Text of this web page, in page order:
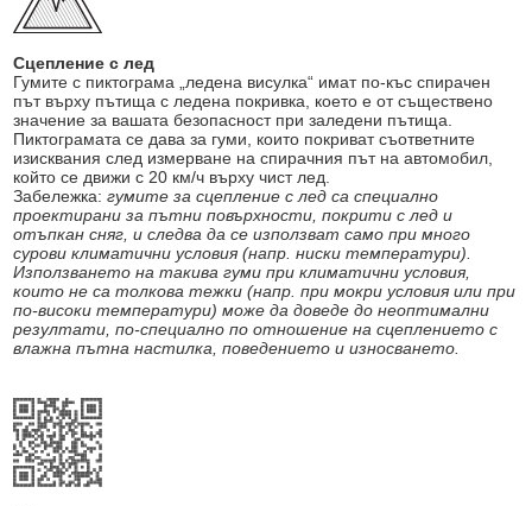
Сцепление с лед
Гумите с пиктограма „ледена висулка“ имат по-къс спирачен
път върху пътища с ледена покривка, което е от съществено
значение за вашата безопасност при заледени пътища.
Пиктограмата се дава за гуми, които покриват съответните
изисквания след измерване на спирачния път на автомобил,
който се движи с 20 км/ч върху чист лед.
Забележка:гумите за сцепление с лед са специално
проектирани за пътни повърхности, покрити с лед и
отъпкан сняг, и следва да се използват само при много
сурови климатични условия (напр. ниски температури).
Използването на такива гуми при климатични условия,
които не са толкова тежки (напр. при мокри условия или при
по-високи температури) може да доведе до неоптимални
резултати, по-специално по отношение на сцеплението с
влажна пътна настилка, поведението и износването.